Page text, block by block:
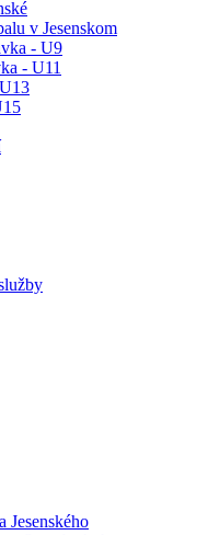
v Jesenskom
- U9
- U11
Jesenského